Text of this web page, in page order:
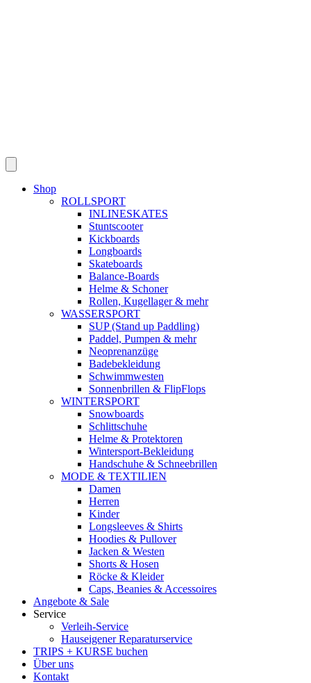
Shop
ROLLSPORT
INLINESKATES
Stuntscooter
Kickboards
Longboards
Skateboards
Balance-Boards
Helme & Schoner
Rollen, Kugellager & mehr
WASSERSPORT
SUP (Stand up Paddling)
Paddel, Pumpen & mehr
Neoprenanzüge
Badebekleidung
Schwimmwesten
Sonnenbrillen & FlipFlops
WINTERSPORT
Snowboards
Schlittschuhe
Helme & Protektoren
Wintersport-Bekleidung
Handschuhe & Schneebrillen
MODE & TEXTILIEN
Damen
Herren
Kinder
Longsleeves & Shirts
Hoodies & Pullover
Jacken & Westen
Shorts & Hosen
Röcke & Kleider
Caps, Beanies & Accessoires
Angebote & Sale
Service
Verleih-Service
Hauseigener Reparaturservice
TRIPS + KURSE buchen
Über uns
Kontakt